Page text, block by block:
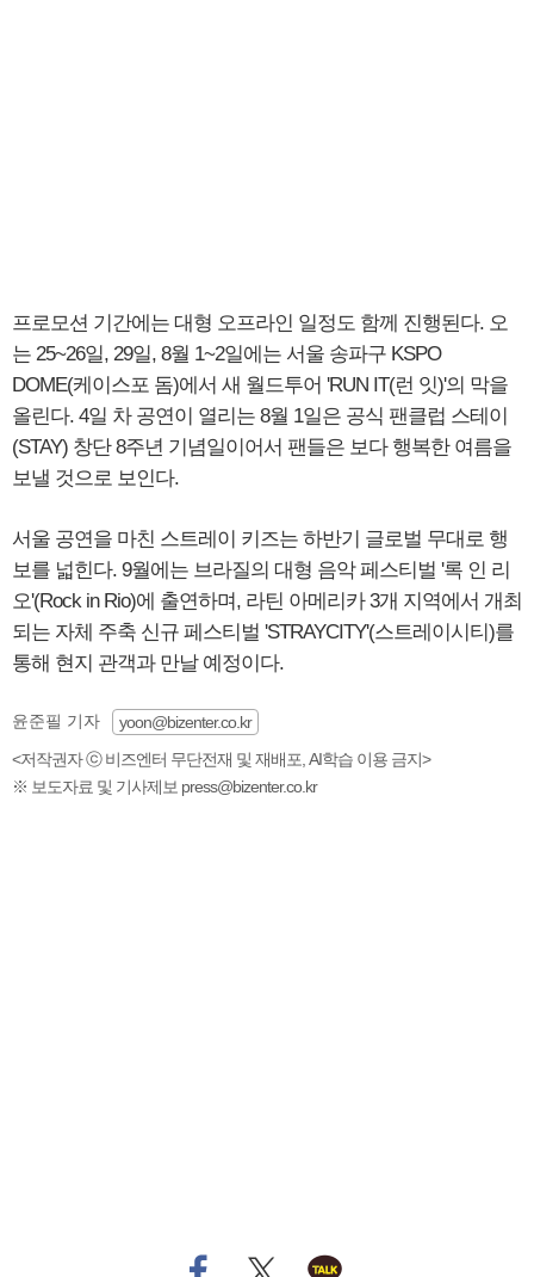
프로모션 기간에는 대형 오프라인 일정도 함께 진행된다. 오
는 25~26일, 29일, 8월 1~2일에는 서울 송파구 KSPO
DOME(케이스포 돔)에서 새 월드투어 'RUN IT(런 잇)'의 막을
올린다. 4일 차 공연이 열리는 8월 1일은 공식 팬클럽 스테이
(STAY) 창단 8주년 기념일이어서 팬들은 보다 행복한 여름을
보낼 것으로 보인다.
서울 공연을 마친 스트레이 키즈는 하반기 글로벌 무대로 행
보를 넓힌다. 9월에는 브라질의 대형 음악 페스티벌 '록 인 리
오'(Rock in Rio)에 출연하며, 라틴 아메리카 3개 지역에서 개최
되는 자체 주축 신규 페스티벌 'STRAYCITY'(스트레이시티)를
통해 현지 관객과 만날 예정이다.
윤준필 기자
yoon@bizenter.co.kr
<저작권자 ⓒ 비즈엔터 무단전재 및 재배포, AI학습 이용 금지>
※ 보도자료 및 기사제보 press@bizenter.co.kr